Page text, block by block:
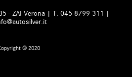
- ZAI Verona | T.045 8799 311 |
© 2020